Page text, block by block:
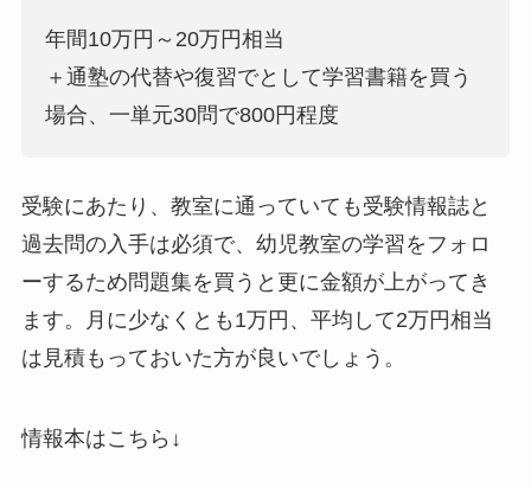
年間10万円～20万円相当
＋通塾の代替や復習でとして学習書籍を買う
場合、一単元30問で800円程度
受験にあたり、教室に通っていても受験情報誌と
過去問の入手は必須で、幼児教室の学習をフォロ
ーするため問題集を買うと更に金額が上がってき
ます。月に少なくとも1万円、平均して2万円相当
は見積もっておいた方が良いでしょう。
情報本はこちら↓